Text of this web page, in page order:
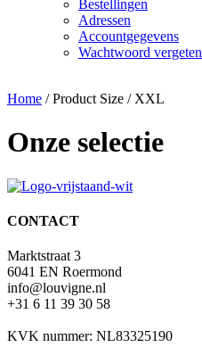
Bestellingen
Adressen
Accountgegevens
Wachtwoord vergeten
Home / Product Size / XXL
Onze selectie
CONTACT
Marktstraat 3
6041 EN Roermond
info@louvigne.nl
+31 6 11 39 30 58
KVK nummer: NL83325190